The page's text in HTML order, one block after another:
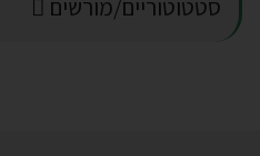
סטטוטוריים/מורשים